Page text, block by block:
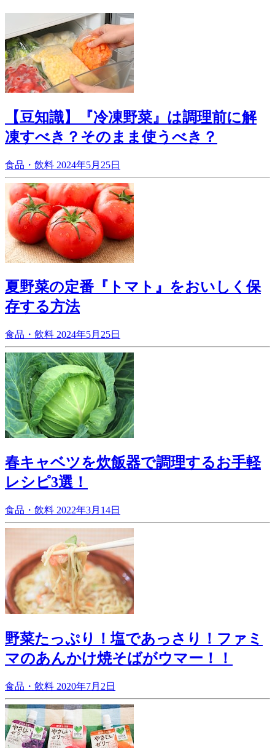
【豆知識】『冷凍野菜』は調理前に解
凍すべき？そのまま使うべき？
食品・飲料 2024年5月25日
夏野菜の定番『トマト』をおいしく保
存する方法
食品・飲料 2024年5月25日
春キャベツを炊飯器で調理するお手軽
レシピ3選！
食品・飲料 2022年3月14日
野菜たっぷり！塩であっさり！ファミ
マのあんかけ焼そばがウマー！！
食品・飲料 2020年7月2日